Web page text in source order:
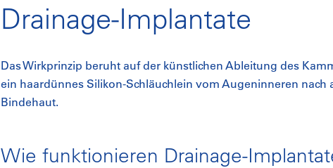
Drainage-Implantate
Das Wirkprinzip beruht auf der künstlichen Ableitung des
ein haardünnes Silikon-Schläuchlein vom Augeninneren nach
Bindehaut.
Wie funktionieren Drainage-